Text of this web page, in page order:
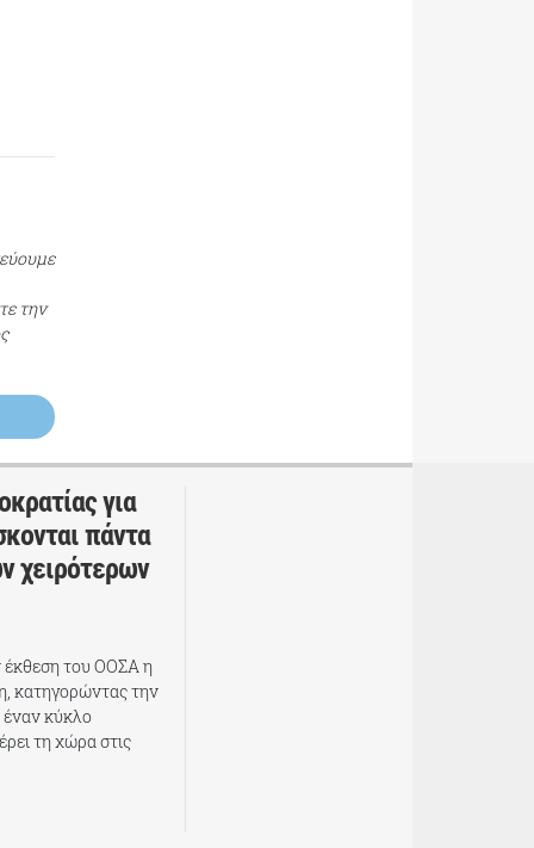
την
για
πάντα
χειρότερων
έκθεση του ΟΟΣΑ η
κατηγορώντας την
κύκλο
τη χώρα στις